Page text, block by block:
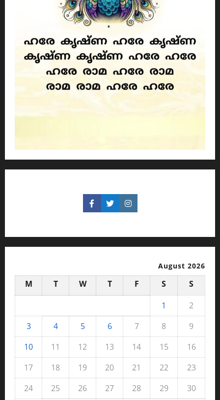
August 2026
M T W T F S
S
1
2
3
4 5 6 7 8
9
10
11 12 13 14 15
16
17
18 19 20 21 22
23
24
25 26 27 28 29 30